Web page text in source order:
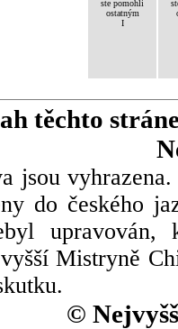
ste pomohli
ostatným
I
těchto
jsou
do českého
upravován,
Mistryně
©